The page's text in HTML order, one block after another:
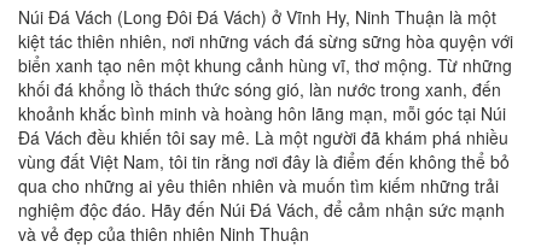
Núi Đá Vách (Long Đôi Đá Vách) ở Vĩnh Hy, Ninh Thuận là một
kiệt tác thiên nhiên, nơi những vách đá sừng sững hòa quyện với
biển xanh tạo nên một khung cảnh hùng vĩ, thơ mộng. Từ những
khối đá khổng lồ thách thức sóng gió, làn nước trong xanh, đến
khoảnh khắc bình minh và hoàng hôn lãng mạn, mỗi góc tại Núi
Đá Vách đều khiến tôi say mê. Là một người đã khám phá nhiều
vùng đất Việt Nam, tôi tin rằng nơi đây là điểm đến không thể bỏ
qua cho những ai yêu thiên nhiên và muốn tìm kiếm những trải
nghiệm độc đáo. Hãy đến Núi Đá Vách, để cảm nhận sức mạnh
và vẻ đẹp của thiên nhiên Ninh Thuận